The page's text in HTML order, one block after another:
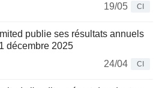
19/05
CI
publie ses résultats annuels
décembre 2025
24/04
CI